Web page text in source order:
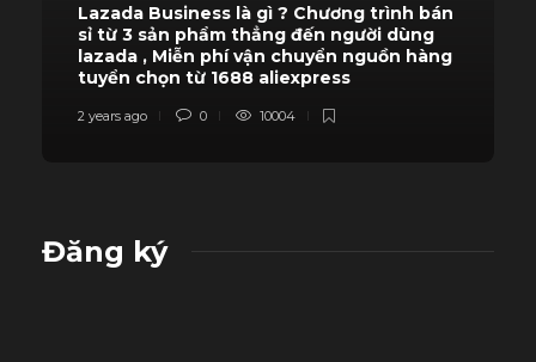
Lazada Business là gì ? Chương trình bán
sỉ từ 3 sản phẩm thẳng đến người dùng
lazada , Miễn phí vận chuyển nguồn hàng
tuyển chọn từ 1688 aliexpress
2 years ago 0 10004
Đăng ký